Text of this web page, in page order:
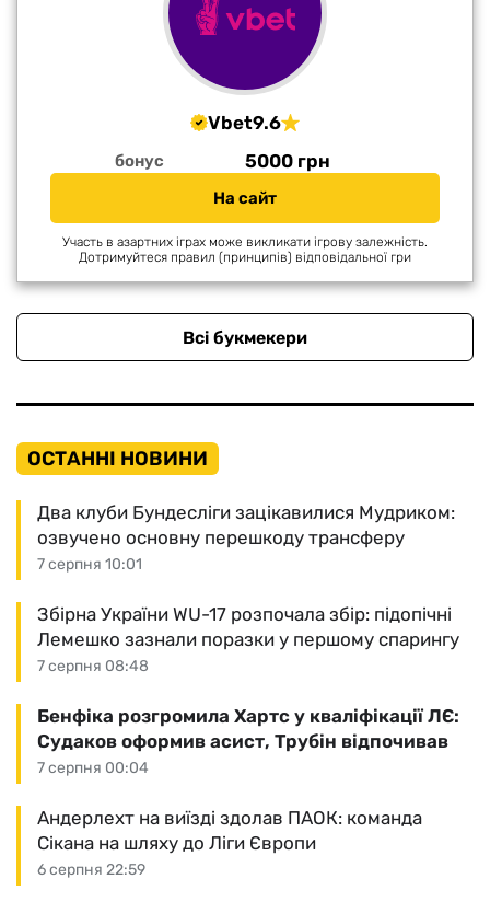
Vbet9.6
бонус 5000 грн
На сайт
Участь в азартних іграх може викликати ігрову залежність.
Дотримуйтеся правил (принципів) відповідальної гри
Всі букмекери
ОСТАННІ НОВИНИ
7 серпня 10:01
Два клуби Бундесліги зацікавилися Мудриком:
озвучено основну перешкоду трансферу
7 серпня 08:48
Збірна України WU-17 розпочала збір: підопічні
Лемешко зазнали поразки у першому спарингу
7 серпня 00:04
Бенфіка розгромила Хартс у кваліфікації ЛЄ:
Судаков оформив асист, Трубін відпочивав
6 серпня 22:59
Андерлехт на виїзді здолав ПАОК: команда
Сікана на шляху до Ліги Європи